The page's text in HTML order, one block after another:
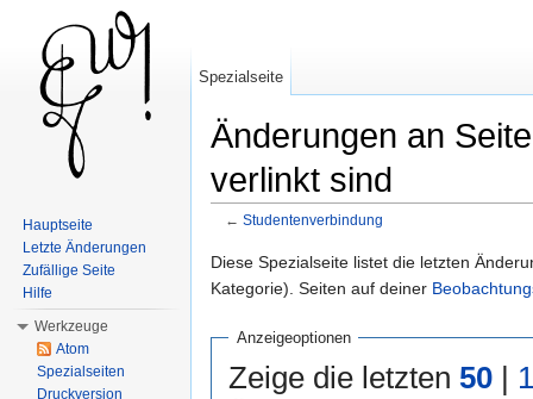
Änderungen an
verlinkt sind
← Studentenverbindung
Diese Spezialseite listet die letzten
Kategorie). Seiten auf deiner
Anzeigeoptionen
Zeige die letzten 50 |
Spezialseite
Hauptseite
Letzte Änderungen
Zufällige Seite
Hilfe
Werkzeuge
Atom
Spezialseiten
Druckversion